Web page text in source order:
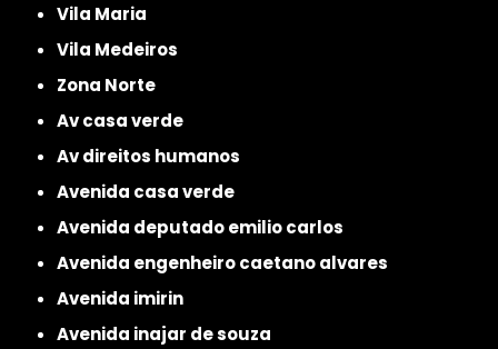
Vila Maria
Vila Medeiros
Zona Norte
av casa verde
av direitos humanos
avenida casa verde
avenida deputado emilio carlos
avenida engenheiro caetano alvares
avenida imirin
avenida inajar de souza